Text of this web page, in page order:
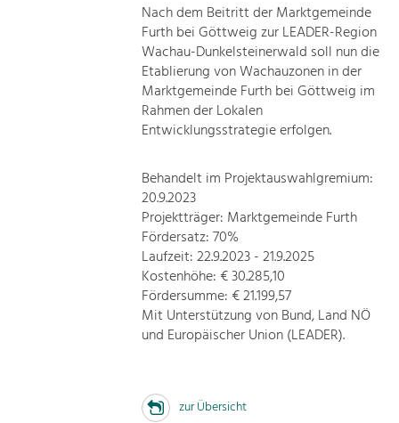
Nach dem Beitritt der Marktgemeinde
Furth bei Göttweig zur LEADER-Region
Wachau-Dunkelsteinerwald soll nun die
Etablierung von Wachauzonen in der
Marktgemeinde Furth bei Göttweig im
Rahmen der Lokalen
Entwicklungsstrategie erfolgen.
Behandelt im Projektauswahlgremium:
20.9.2023
Projektträger: Marktgemeinde Furth
Fördersatz: 70%
Laufzeit: 22.9.2023 - 21.9.2025
Kostenhöhe: € 30.285,10
Fördersumme: € 21.199,57
Mit Unterstützung von Bund, Land NÖ
und Europäischer Union (LEADER).
zur Übersicht